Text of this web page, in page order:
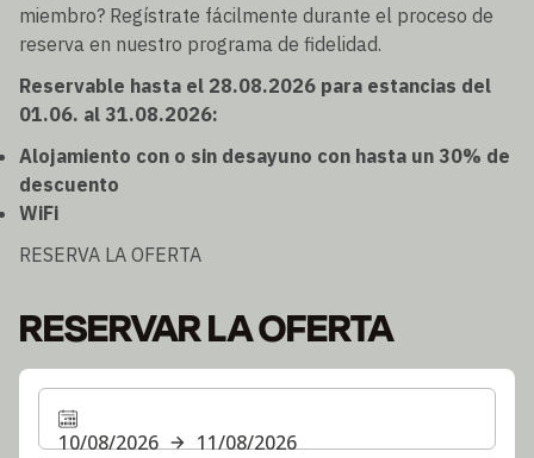
miembro? Regístrate fácilmente durante el proceso de
reserva en nuestro programa de fidelidad.
Reservable hasta el 28.08.2026 para estancias del
01.06. al 31.08.2026:
Alojamiento con o sin desayuno con hasta un 30% de
descuento
WiFi
RESERVA LA OFERTA
RESERVAR LA OFERTA
10/08/2026
11/08/2026